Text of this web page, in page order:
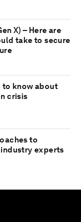
X) – Here are
take to secure
to know about
crisis
to
experts